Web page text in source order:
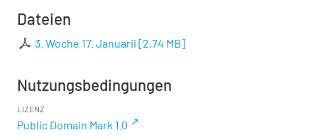
Dateien
3. Woche 17. Januarii [2,74 MB]
Nutzungsbedingungen
LIZENZ
Public Domain Mark 1.0